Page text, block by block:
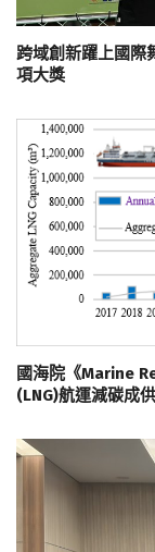
跨域創新躍上國
項大獎
國海院《Marine
(LNG)航運減碳成